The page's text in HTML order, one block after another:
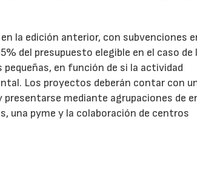
la edición anterior, con subvenciones
del presupuesto elegible en el caso de
en función de si la actividad
Los proyectos deberán contar con
mediante agrupaciones de
una pyme y la colaboración de centros